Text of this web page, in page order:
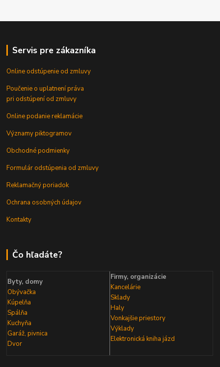
Servis pre zákazníka
Online odstúpenie od zmluvy
Poučenie o uplatnení práva
pri odstúpení od zmluvy
Online podanie reklamácie
Významy piktogramov
Obchodné podmienky
Formulár odstúpenia od zmluvy
Reklamačný poriadok
Ochrana osobných údajov
Kontakty
Čo hľadáte?
Byty, domy
Obývačka
Kúpelňa
Spálňa
Kuchyňa
Garáž, pivnica
Dvor
Firmy, organizácie
Kancelárie
Sklady
Haly
Vonkajšie priestory
Výklady
Elektronická kniha jázd